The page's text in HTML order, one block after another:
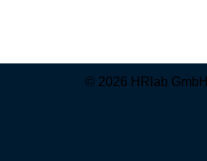
© 2026 HRlab GmbH